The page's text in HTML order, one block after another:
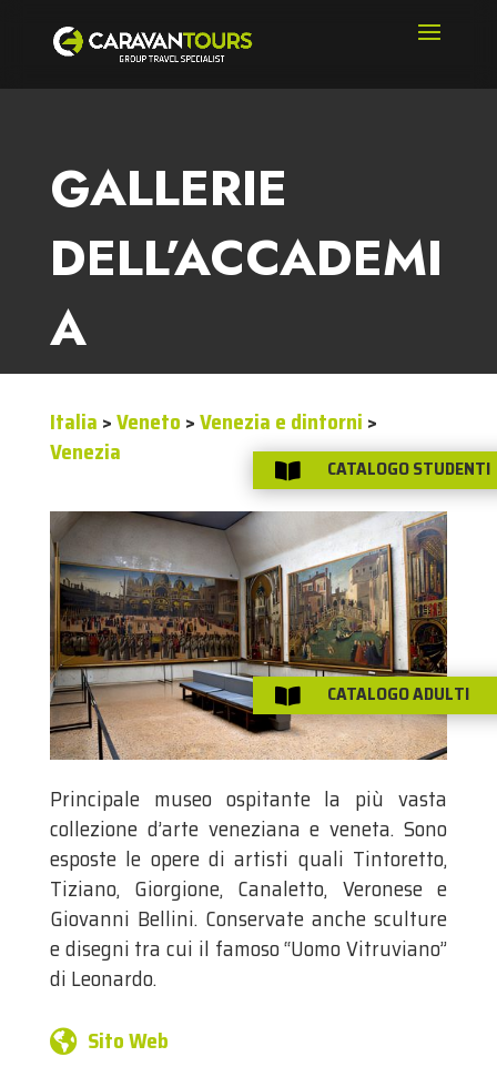
GALLERIE
DELL’ACCADEMI
A
Italia >Veneto >Venezia e dintorni >
Venezia
Principale museo ospitante la più vasta
collezione d’arte veneziana e veneta. Sono
esposte le opere di artisti quali Tintoretto,
Tiziano, Giorgione, Canaletto, Veronese e
Giovanni Bellini. Conservate anche sculture
e disegni tra cui il famoso “Uomo Vitruviano”
di Leonardo.
Sito Web
 CATALOGO STUDENTI
 CATALOGO ADULTI